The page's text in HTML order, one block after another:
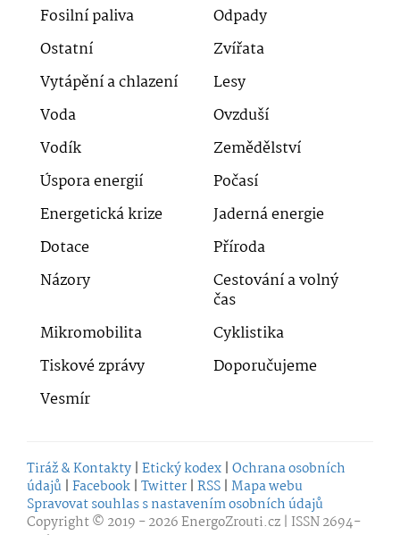
Fosilní paliva
Odpady
Ostatní
Zvířata
Vytápění a chlazení
Lesy
Voda
Ovzduší
Vodík
Zemědělství
Úspora energií
Počasí
Energetická krize
Jaderná energie
Dotace
Příroda
Názory
Cestování a volný
čas
Mikromobilita
Cyklistika
Tiskové zprávy
Doporučujeme
Vesmír
Tiráž & Kontakty | Etický kodex | Ochrana osobních
údajů | Facebook | Twitter | RSS | Mapa webu
Spravovat souhlas s nastavením osobních údajů
Copyright © 2019 - 2026EnergoZrouti.cz | ISSN 2694-